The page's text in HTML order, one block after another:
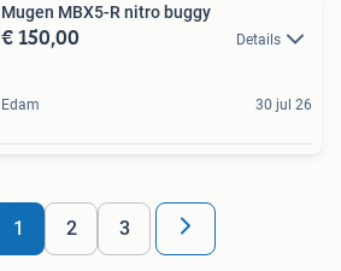
Mugen MBX5-R nitro buggy
€ 150,00 Details
Edam 30 jul 26
1 2 3